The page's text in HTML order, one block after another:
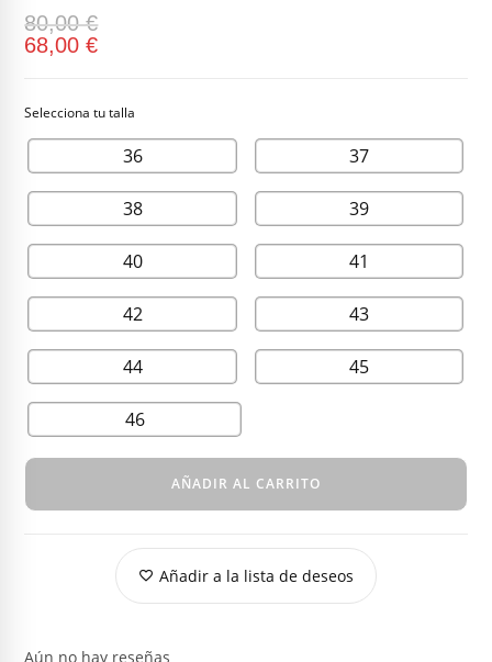
80,00€
68,00€
36 37
38 39
40 41
42 43
44 45
46
AÑADIR AL CARRITO
Añadir a la lista de deseos
Aún no hay reseñas